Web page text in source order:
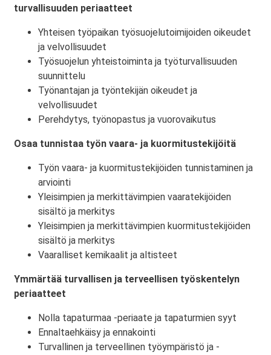
turvallisuuden periaatteet
Yhteisen työpaikan työsuojelutoimijoiden oikeudet
ja velvollisuudet
Työsuojelun yhteistoiminta ja työturvallisuuden
suunnittelu
Työnantajan ja työntekijän oikeudet ja
velvollisuudet
Perehdytys, työnopastus ja vuorovaikutus
Osaa tunnistaa työn vaara- ja kuormitustekijöitä
Työn vaara- ja kuormitustekijöiden tunnistaminen ja
arviointi
Yleisimpien ja merkittävimpien vaaratekijöiden
sisältö ja merkitys
Yleisimpien ja merkittävimpien kuormitustekijöiden
sisältö ja merkitys
Vaaralliset kemikaalit ja altisteet
Ymmärtää turvallisen ja terveellisen työskentelyn
periaatteet
Nolla tapaturmaa -periaate ja tapaturmien syyt
Ennaltaehkäisy ja ennakointi
Turvallinen ja terveellinen työympäristö ja -